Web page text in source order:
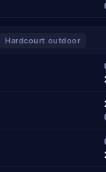
Hardcourt outdoor